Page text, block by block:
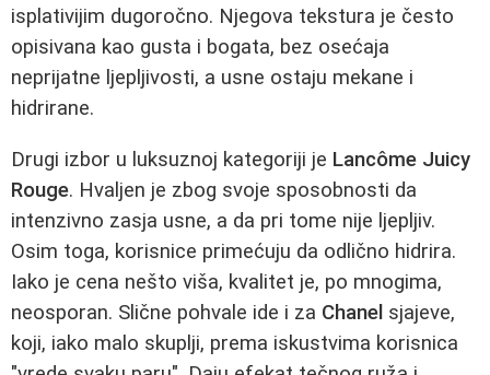
isplativijim dugoročno. Njegova tekstura je često
opisivana kao gusta i bogata, bez osećaja
neprijatne ljepljivosti, a usne ostaju mekane i
hidrirane.
Drugi izbor u luksuznoj kategoriji je Lancôme Juicy
Rouge. Hvaljen je zbog svoje sposobnosti da
intenzivno zasja usne, a da pri tome nije ljepljiv.
Osim toga, korisnice primećuju da odlično hidrira.
Iako je cena nešto viša, kvalitet je, po mnogima,
neosporan. Slične pohvale ide i za Chanel sjajeve,
koji, iako malo skuplji, prema iskustvima korisnica